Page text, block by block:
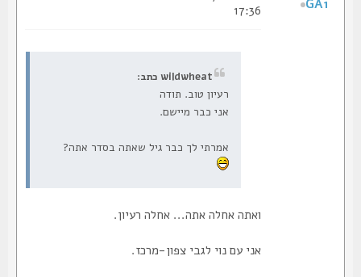
17:36
wildwheat כתב:
רעיון טוב. תודה
אני כבר מיישם.
אמרתי לך כבר גיל שאתה בסדר אתה?
ואתה אחלה אתה... אחלה רעיון.
אני עם נוי לגבי צפון-מרכז.